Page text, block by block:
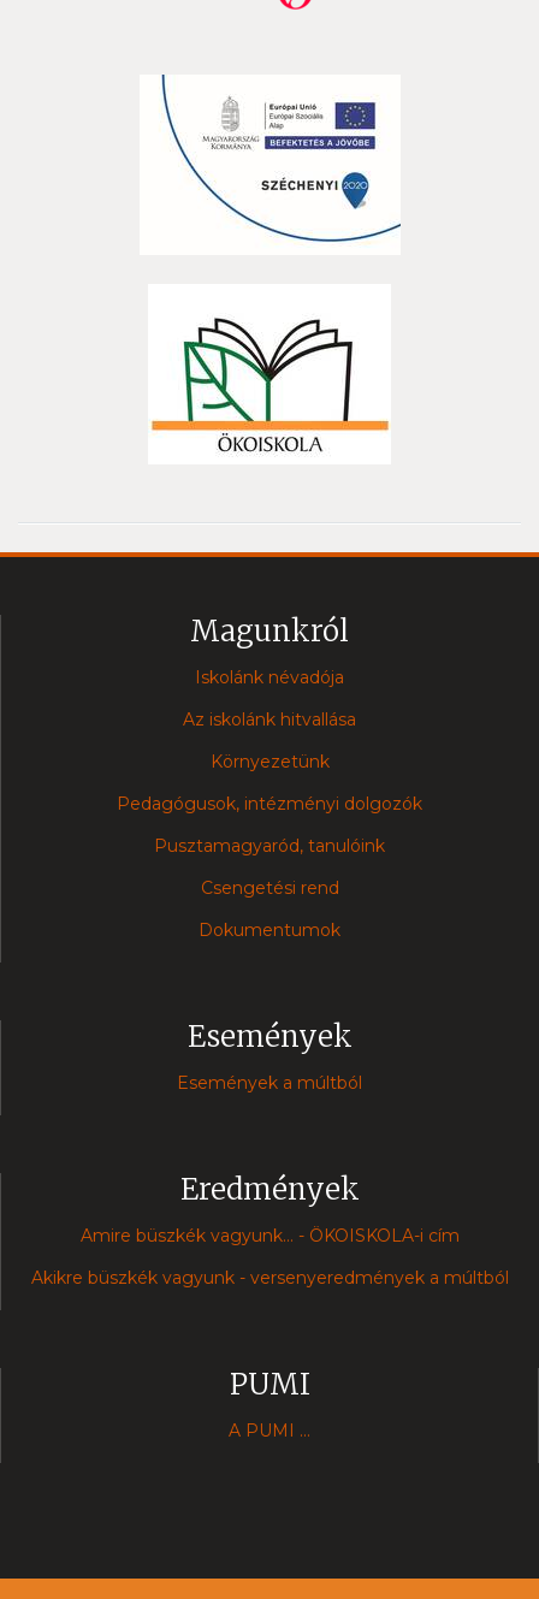
Magunkról
Iskolánk névadója
Az iskolánk hitvallása
Környezetünk
Pedagógusok, intézményi dolgozók
Pusztamagyaród, tanulóink
Csengetési rend
Dokumentumok
Események
Események a múltból
Eredmények
Amire büszkék vagyunk... - ÖKOISKOLA-i cím
Akikre büszkék vagyunk - versenyeredmények a múltból
PUMI
A PUMI ...